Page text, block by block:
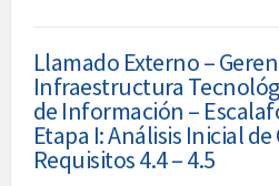
Llamado Externo –
Infraestructura
de Información –
Etapa I: Análisis Inicial
Requisitos 4.4 – 4.5